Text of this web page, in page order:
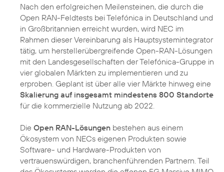
Nach den erfolgreichen Meilensteinen, die durch die
Open RAN-Feldtests bei Telefónica in Deutschland und
in Großbritannien erreicht wurden, wird NEC im
Rahmen dieser Vereinbarung als Hauptsystemintegrator
tätig, um herstellerübergreifende Open-RAN-Lösungen
mit den Landesgesellschaften der Telefónica-Gruppe in
vier globalen Märkten zu implementieren und zu
erproben. Geplant ist über alle vier Märkte hinweg eine
Skalierung auf insgesamt mindestens 800 Standorte
für die kommerzielle Nutzung ab 2022.
Die Open RAN-Lösungen bestehen aus einem
Ökosystem von NECs eigenen Produkten sowie
Software- und Hardware-Produkten von
vertrauenswürdigen, branchenführenden Partnern. Teil